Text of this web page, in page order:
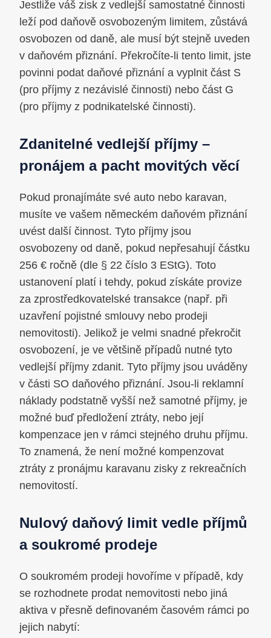
Jestliže váš zisk z vedlejší samostatné činnosti
leží pod daňově osvobozeným limitem, zůstává
osvobozen od daně, ale musí být stejně uveden
v daňovém přiznání. Překročíte-li tento limit, jste
povinni podat daňové přiznání a vyplnit část S
(pro příjmy z nezávislé činnosti) nebo část G
(pro příjmy z podnikatelské činnosti).
Zdanitelné vedlejší příjmy –
pronájem a pacht movitých věcí
Pokud pronajímáte své auto nebo karavan,
musíte ve vašem německém daňovém přiznání
uvést další činnost. Tyto příjmy jsou
osvobozeny od daně, pokud nepřesahují částku
256 € ročně (dle § 22 číslo 3 EStG). Toto
ustanovení platí i tehdy, pokud získáte provize
za zprostředkovatelské transakce (např. při
uzavření pojistné smlouvy nebo prodeji
nemovitosti). Jelikož je velmi snadné překročit
osvobození, je ve většině případů nutné tyto
vedlejší příjmy zdanit. Tyto příjmy jsou uváděny
v části SO daňového přiznání. Jsou-li reklamní
náklady podstatně vyšší než samotné příjmy, je
možné buď předložení ztráty, nebo její
kompenzace jen v rámci stejného druhu příjmu.
To znamená, že není možné kompenzovat
ztráty z pronájmu karavanu zisky z rekreačních
nemovitostí.
Nulový daňový limit vedle příjmů
a soukromé prodeje
O soukromém prodeji hovoříme v případě, kdy
se rozhodnete prodat nemovitosti nebo jiná
aktiva v přesně definovaném časovém rámci po
jejich nabytí: